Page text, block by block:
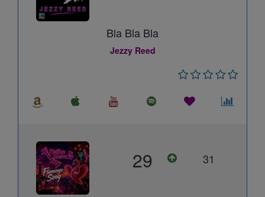
Bla Bla Bla
Jezzy Reed
29 31